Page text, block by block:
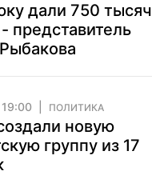
дали 750 тысяч
представитель
ПОЛИТИКА
новую
группу из 17